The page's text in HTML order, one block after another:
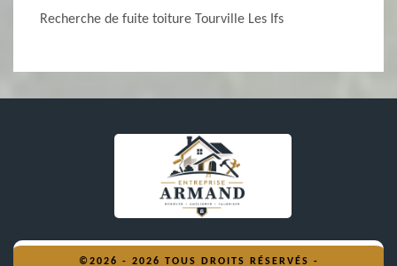
Recherche de fuite toiture Tourville Les Ifs
©2026 - 2026 TOUS DROITS RÉSERVÉS -